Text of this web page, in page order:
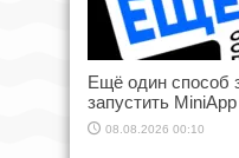
Ещё один способ
запустить
08.08.2026 00:10